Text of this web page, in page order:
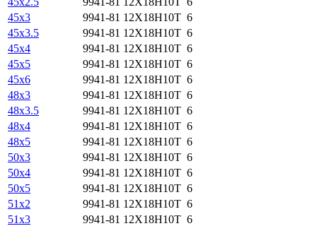
45х3
9941-81 12Х18Н10Т 6
45х3.5
9941-81 12Х18Н10Т 6
45х4
9941-81 12Х18Н10Т 6
45х5
9941-81 12Х18Н10Т 6
45х6
9941-81 12Х18Н10Т 6
48х3
9941-81 12Х18Н10Т 6
48х3.5
9941-81 12Х18Н10Т 6
48х4
9941-81 12Х18Н10Т 6
48х5
9941-81 12Х18Н10Т 6
50х3
9941-81 12Х18Н10Т 6
50х4
9941-81 12Х18Н10Т 6
50х5
9941-81 12Х18Н10Т 6
51х2
9941-81 12Х18Н10Т 6
51х3
9941-81 12Х18Н10Т 6